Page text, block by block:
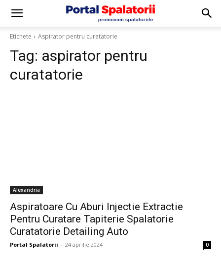
Etichete Aspirator pentru curatatorie
Tag: aspirator pentru
curatatorie
Alexandria
Aspiratoare Cu Aburi Injectie Extractie
Pentru Curatare Tapiterie Spalatorie
Curatatorie Detailing Auto
Portal Spalatorii - 24 aprilie 2024 0